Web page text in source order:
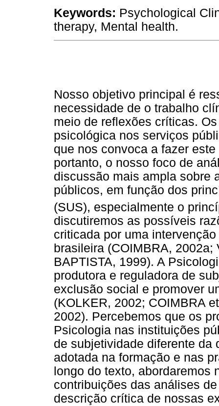
Keywords: Psychological
therapy, Mental health.
Nosso objetivo principal é
necessidade de o trabalho
meio de reflexões críticas.
psicológica nos serviços
que nos convoca a fazer
portanto, o nosso foco de
discussão mais ampla sobre
públicos, em função dos
(SUS), especialmente o
discutiremos as possíveis
criticada por uma
brasileira (COIMBRA, 2002a;
BAPTISTA, 1999). A
produtora e reguladora de
exclusão social e promover
(KOLKER, 2002; COIMBRA
2002). Percebemos que os
Psicologia nas instituições
de subjetividade diferente da
adotada na formação e nas
longo do texto,
contribuições das análises
descrição crítica de nossas